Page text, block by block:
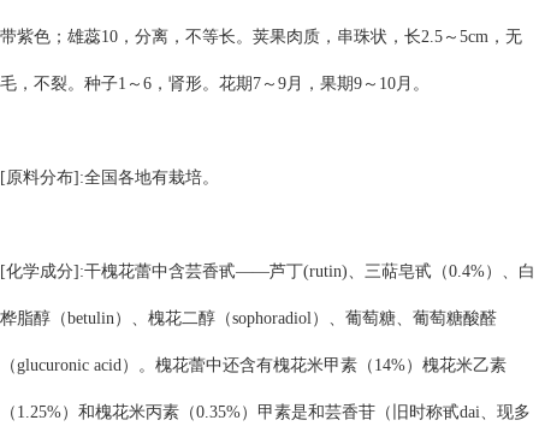
带紫色；雄蕊10，分离，不等长。荚果肉质，串珠状，长2.5～5cm，无
毛，不裂。种子1～6，肾形。花期7～9月，果期9～10月。
[原料分布]:全国各地有栽培。
[化学成分]:干槐花蕾中含芸香甙——芦丁(rutin)、三萜皂甙（0.4%）、白
桦脂醇（betulin）、槐花二醇（sophoradiol）、葡萄糖、葡萄糖酸醛
（glucuronic acid）。槐花蕾中还含有槐花米甲素（14%）槐花米乙素
（1.25%）和槐花米丙素（0.35%）甲素是和芸香苷（旧时称甙dai、现多